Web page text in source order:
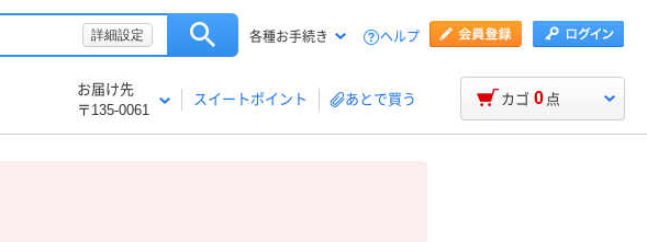
詳細設定 各種お手続き ヘルプ
お届け先
〒135-0061
スイートポイント あとで買う カゴ 0 点